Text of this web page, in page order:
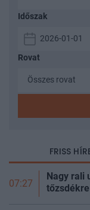
Időszak
Rovat
FRISS
07:27
Nagy rali
tőzsdékre